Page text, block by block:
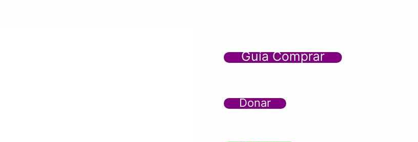
Guía Comprar
Donar